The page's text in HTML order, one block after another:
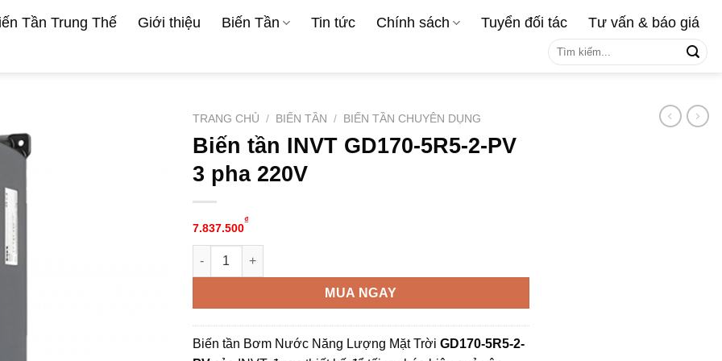
Tần Trung Thế Giới thiệu Biến Tần Tin tức Chính sách Tuyển đối tác Tư vấn & báo giá
Tìm
kiếm:
TRANG CHỦ / BIẾN TẦN / BIẾN TẦN CHUYÊN DỤNG
Biến tần INVT GD170-5R5-2-PV
3 pha 220V
7.837.500
₫
Biến tần INVT GD170-5R5-2-PV 3 pha 220V số lượng
MUA NGAY
Alternative:
Biến tần Bơm Nước Năng Lượng Mặt Trời GD170-5R5-2-